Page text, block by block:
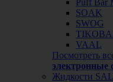
SOAK
SWOG
VAAL
Посмотреть
электронные
Жидкости